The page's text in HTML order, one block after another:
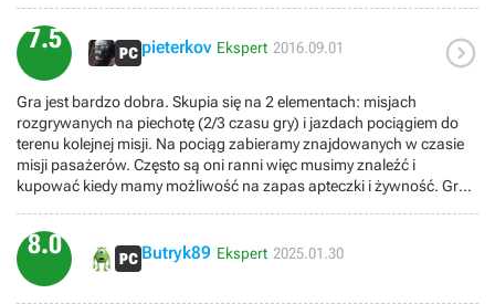
drugiej trzeba kontrolować inne aspekty. Ogolnie gra na plus,
króciutka.
7.5 pieterkov Ekspert 2016.09.01 
Gra jest bardzo dobra. Skupia się na 2 elementach: misjach
rozgrywanych na piechotę (2/3 czasu gry) i jazdach pociągiem do
terenu kolejnej misji. Na pociąg zabieramy znajdowanych w czasie
misji pasażerów. Często są oni ranni więc musimy znaleźć i
kupować kiedy mamy możliwość na zapas apteczki i żywność. Gra
zombiaki z 3 typów broni (pistolet, shotgun, karabin
maszynowy).Fabuła jest szczątkowa co dodaje tajemniczości,
ogólnie naszym zadaniem jest dostarczenie elementów niezbędnych
do uruchomienia Strażnika, który ma prawdopodobnie odeprzeć
8.0 Butryk89 Ekspert 2025.01.30